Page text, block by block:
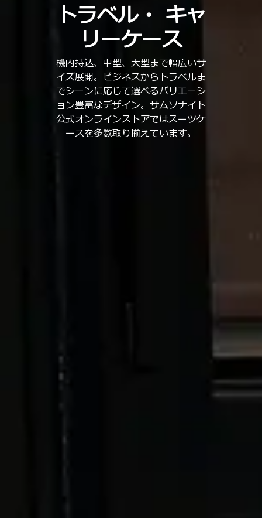
トラベル・ キャ
リーケース
機内持込、中型、大型まで幅広いサ
イズ展開。ビジネスからトラベルま
でシーンに応じて選べるバリエーシ
ョン豊富なデザイン。サムソナイト
公式オンラインストアではスーツケ
ースを多数取り揃えています。